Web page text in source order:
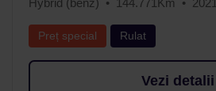
Hybrid (benz)
144.771Km 2021
Preț special Rulat
Vezi detalii